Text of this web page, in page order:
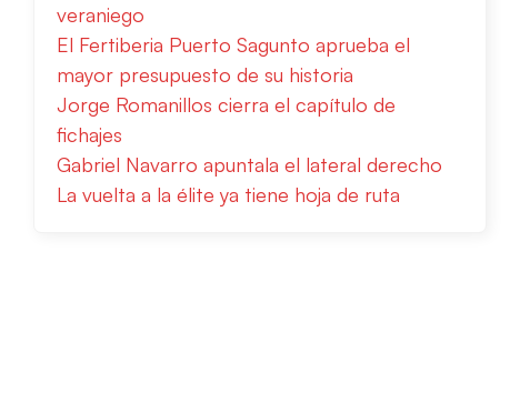
veraniego
El Fertiberia Puerto Sagunto aprueba el
mayor presupuesto de su historia
Jorge Romanillos cierra el capítulo de
fichajes
Gabriel Navarro apuntala el lateral derecho
La vuelta a la élite ya tiene hoja de ruta